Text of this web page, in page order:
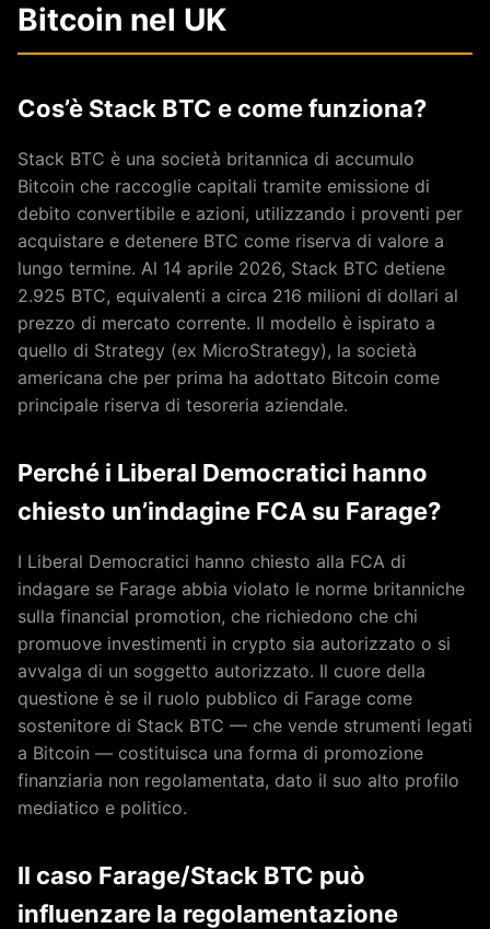
Bitcoin nel UK
Cos’è Stack BTC e come funziona?
Stack BTC è una società britannica di accumulo
Bitcoin che raccoglie capitali tramite emissione di
debito convertibile e azioni, utilizzando i proventi per
acquistare e detenere BTC come riserva di valore a
lungo termine. Al 14 aprile 2026, Stack BTC detiene
2.925 BTC, equivalenti a circa 216 milioni di dollari al
prezzo di mercato corrente. Il modello è ispirato a
quello di Strategy (ex MicroStrategy), la società
americana che per prima ha adottato Bitcoin come
principale riserva di tesoreria aziendale.
Perché i Liberal Democratici hanno
chiesto un’indagine FCA su Farage?
I Liberal Democratici hanno chiesto alla FCA di
indagare se Farage abbia violato le norme britanniche
sulla financial promotion, che richiedono che chi
promuove investimenti in crypto sia autorizzato o si
avvalga di un soggetto autorizzato. Il cuore della
questione è se il ruolo pubblico di Farage come
sostenitore di Stack BTC — che vende strumenti legati
a Bitcoin — costituisca una forma di promozione
finanziaria non regolamentata, dato il suo alto profilo
mediatico e politico.
Il caso Farage/Stack BTC può
influenzare la regolamentazione